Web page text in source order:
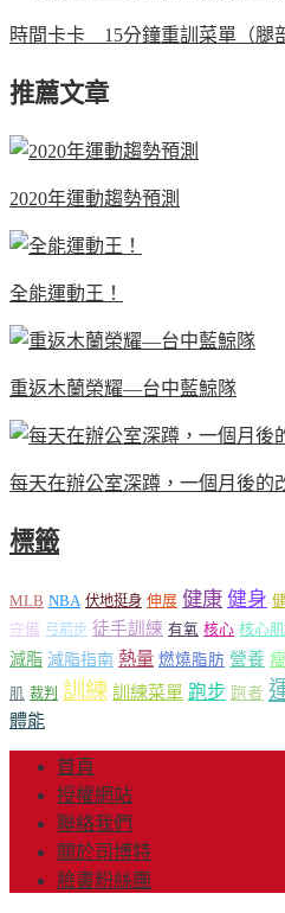
時間卡卡 15分鐘重訓菜單（腿
推薦文章
2020年運動趨勢預測
全能運動王！
重返木蘭榮耀—台中藍鯨隊
每天在辦公室深蹲，一個月後的
標籤
MLB NBA 伏地挺身 伸展 健康 健身
守備 弓箭步 徒手訓練 有氧 核心 核心
減脂 減脂指南 熱量 燃燒脂肪 營養 瘦
肌 裁判 訓練 訓練菜單 跑步 跑者
體能
首頁
授權網站
聯絡我們
關於司博特
臉書粉絲團